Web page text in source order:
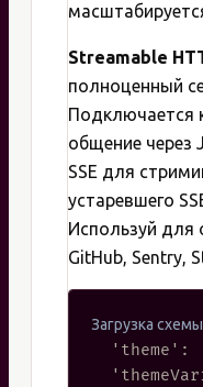
Streamable
полноценный
Подключается
общение через
SSE для
устаревшего
Используй для
GitHub, Sentry,
'theme':